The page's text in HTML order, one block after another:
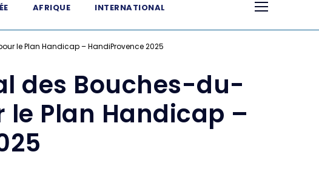
AFRIQUE INTERNATIONAL
le Plan Handicap – HandiProvence 2025
des Bouches-du-
Plan Handicap –